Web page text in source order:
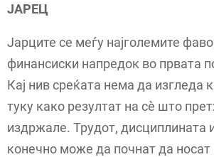
ЈАРЕЦ
Јарците се меѓу најголемите
финансиски напредок во првата
Кај нив среќата нема да изгледа
туку како резултат на сè што
издржале. Трудот, дисциплината
конечно може да почнат да носат